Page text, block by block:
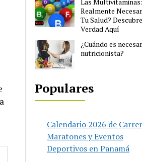
Realmente
Tu Salud?
Verdad Aquí
¿Cuándo es
nutricionista?
Populares
Calendario 2026 de
Maratones y Eventos
Deportivos en Panamá